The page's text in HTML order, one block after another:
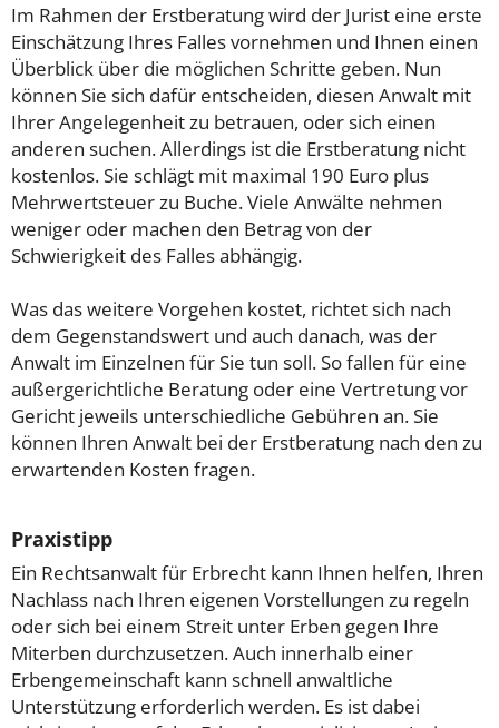
Im Rahmen der Erstberatung wird der Jurist eine erste
Einschätzung Ihres Falles vornehmen und Ihnen einen
Überblick über die möglichen Schritte geben. Nun
können Sie sich dafür entscheiden, diesen Anwalt mit
Ihrer Angelegenheit zu betrauen, oder sich einen
anderen suchen. Allerdings ist die Erstberatung nicht
kostenlos. Sie schlägt mit maximal 190 Euro plus
Mehrwertsteuer zu Buche. Viele Anwälte nehmen
weniger oder machen den Betrag von der
Schwierigkeit des Falles abhängig.
Was das weitere Vorgehen kostet, richtet sich nach
dem Gegenstandswert und auch danach, was der
Anwalt im Einzelnen für Sie tun soll. So fallen für eine
außergerichtliche Beratung oder eine Vertretung vor
Gericht jeweils unterschiedliche Gebühren an. Sie
können Ihren Anwalt bei der Erstberatung nach den zu
erwartenden Kosten fragen.
Praxistipp
Ein Rechtsanwalt für Erbrecht kann Ihnen helfen, Ihren
Nachlass nach Ihren eigenen Vorstellungen zu regeln
oder sich bei einem Streit unter Erben gegen Ihre
Miterben durchzusetzen. Auch innerhalb einer
Erbengemeinschaft kann schnell anwaltliche
Unterstützung erforderlich werden. Es ist dabei